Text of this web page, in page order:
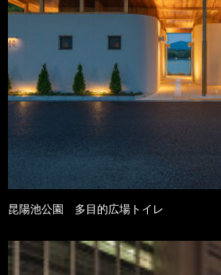
昆陽池公園 多目的広場トイレ